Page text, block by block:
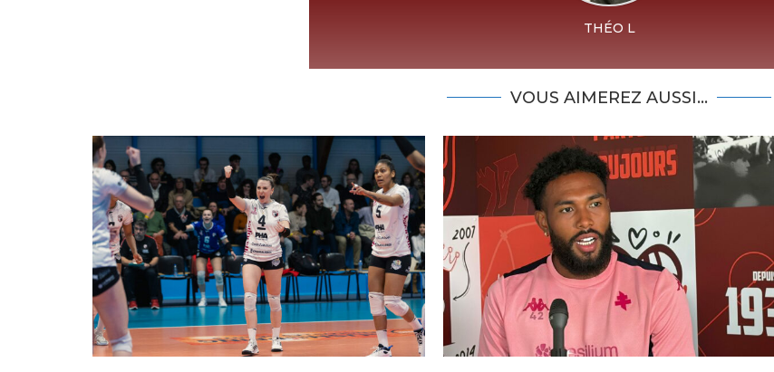
THÉO L
VOUS AIMEREZ AUSSI...